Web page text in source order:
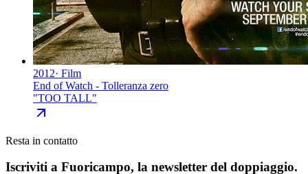
2012· Film
End of Watch - Tolleranza zero
"TOO TALL"
Resta in contatto
Iscriviti a Fuoricampo, la newsletter del doppiaggio.